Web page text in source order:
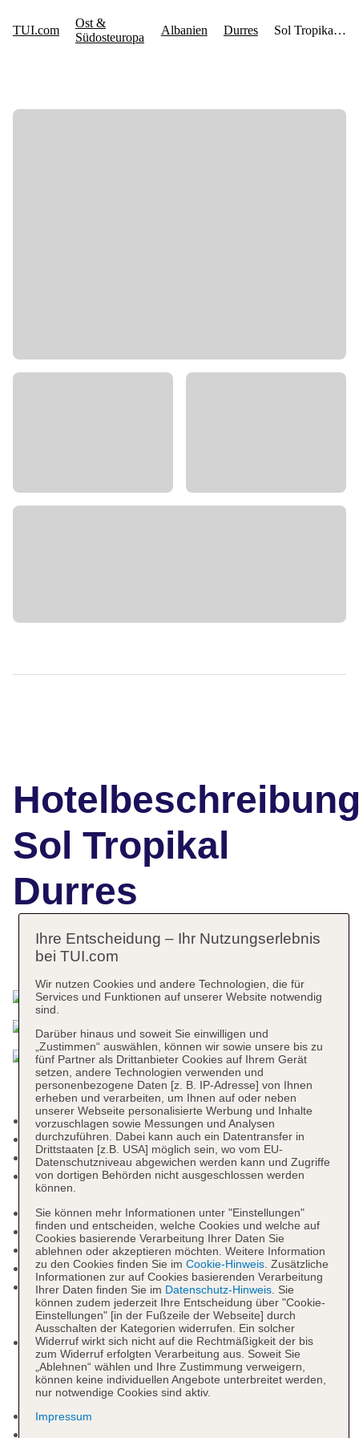
Sol Tropikal
Durres
Das bietet Ihre Unterkunft
Mindestalter in der Unterkunft: 0 Jahre
Check-in Zeit ab 14:00 Uhr
Check-out Zeit bis 11:00 Uhr
Late Check-out: gegen Gebühr, Barzahlung,
Anfrage & Reservierung notwendig
Rezeption: 24 Stunden, Sprachen: englisch
Lift
Gartenanlage
Pools: 2
Pool „Main Pool“: saisonabhängig;
wetterabhängig, Outdoor, Süßwasser, Liegen:
ohne Gebühr, Sonnenschirme: ohne Gebühr
Kinderpool: Outdoor, Süßwasser, integrierter
Kinder/Babypool, Liegen: ohne Gebühr, bei All
Inclusive inklusive, Sonnenschirme: ohne Gebühr,
bei All Inclusive inklusive
Badetücher: gegen Kaution
Ihre Entscheidung – Ihr Nutzungserlebnis
bei TUI.com
Wir nutzen Cookies und andere Technologien, die für
Services und Funktionen auf unserer Website notwendig
sind.
Darüber hinaus und soweit Sie einwilligen und
„Zustimmen“ auswählen, können wir sowie unsere bis zu
fünf Partner als Drittanbieter Cookies auf Ihrem Gerät
setzen, andere Technologien verwenden und
personenbezogene Daten [z. B. IP-Adresse] von Ihnen
erheben und verarbeiten, um Ihnen auf oder neben
unserer Webseite personalisierte Werbung und Inhalte
vorzuschlagen sowie Messungen und Analysen
durchzuführen. Dabei kann auch ein Datentransfer in
Drittstaaten [z.B. USA] möglich sein, wo vom EU-
Datenschutzniveau abgewichen werden kann und Zugriffe
von dortigen Behörden nicht ausgeschlossen werden
können.
Sie können mehr Informationen unter "Einstellungen"
finden und entscheiden, welche Cookies und welche auf
Cookies basierende Verarbeitung Ihrer Daten Sie
ablehnen oder akzeptieren möchten. Weitere Information
zu den Cookies finden Sie im Cookie-Hinweis. Zusätzliche
Informationen zur auf Cookies basierenden Verarbeitung
Ihrer Daten finden Sie im Datenschutz-Hinweis. Sie
können zudem jederzeit Ihre Entscheidung über "Cookie-
Einstellungen" [in der Fußzeile der Webseite] durch
Ausschalten der Kategorien widerrufen. Ein solcher
Widerruf wirkt sich nicht auf die Rechtmäßigkeit der bis
zum Widerruf erfolgten Verarbeitung aus. Soweit Sie
„Ablehnen“ wählen und Ihre Zustimmung verweigern,
können keine individuellen Angebote unterbreitet werden,
nur notwendige Cookies sind aktiv.
Impressum